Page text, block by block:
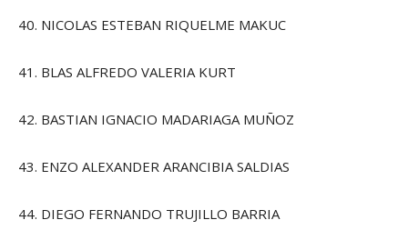
40. NICOLAS ESTEBAN RIQUELME MAKUC
41. BLAS ALFREDO VALERIA KURT
42. BASTIAN IGNACIO MADARIAGA MUÑOZ
43. ENZO ALEXANDER ARANCIBIA SALDIAS
44. DIEGO FERNANDO TRUJILLO BARRIA